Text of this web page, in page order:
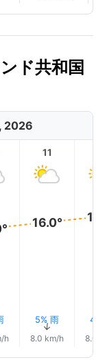
ド共和国
2026
h
11
16.0°
5% 雨
↑
8.0 km/h
4%
8.0